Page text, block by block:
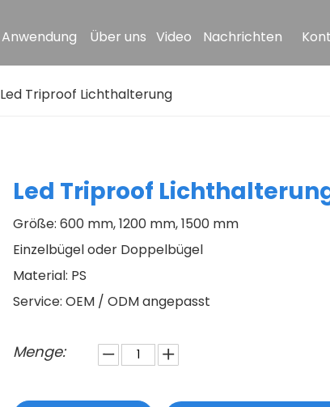
Anwendung Über uns Video Nachrichten
Led Triproof Lichthalterung
Led Triproof
Größe: 600 mm, 1200 mm, 1500 mm
Einzelbügel oder Doppelbügel
Material: PS
Service: OEM / ODM angepasst
Menge: